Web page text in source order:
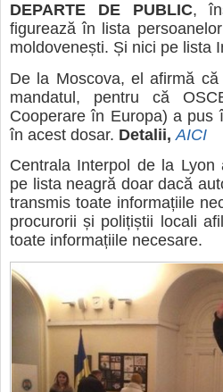
DEPARTE DE PUBLIC,
figurează în lista
moldovenești. Și nici pe lista
De la Moscova, el afirmă
mandatul, pentru că
Cooperare în Europa) a pus
în acest dosar. Detalii, AICI
Centrala Interpol de la
pe lista neagră doar dacă
transmis toate informațiile
procurorii și polițiștii locali
toate informațiile necesare.